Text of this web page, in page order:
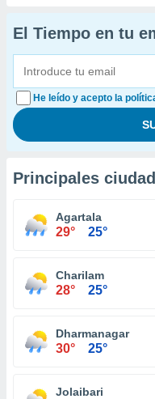
El Tiempo en tu
He leído y acepto la
Principales
Agartala
29° 25°
Charilam
28° 25°
Dharmanagar
30° 25°
Jolaibari